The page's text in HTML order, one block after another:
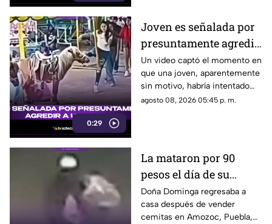
0:29
Joven es señalada por
presuntamente agredir
a un pony en feria de
Pueblo Mágico
Un video captó el momento en
que una joven, aparentemente
sin motivo, habría intentado
agredir a un pequeño pony.
agosto 08, 2026 05:45 p. m.
La mataron por 90
pesos el día de su
cumpleaños; Este es el
caso de Doña Dominga
Doña Dominga regresaba a
casa después de vender
cemitas en Amozoc, Puebla,